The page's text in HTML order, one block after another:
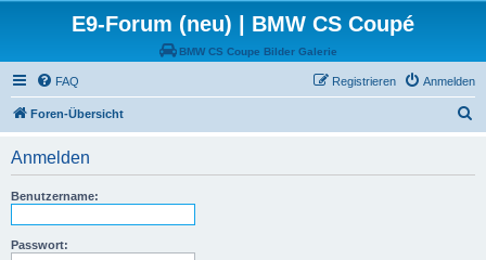
E9-Forum (neu) | BMW CS Coupé
BMW CS Coupe Bilder Galerie
FAQ Anmelden
Registrieren
Foren-Übersicht
Anmelden
Benutzername:
Passwort: